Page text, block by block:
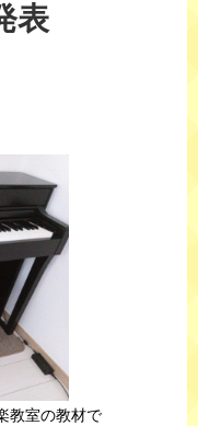
表
教室の教材で